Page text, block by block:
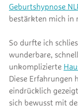
Geburtshypnose
bestärkten mich in
So durfte ich
wunderbare,
unkomplizierte
Diese Erfahrungen
eindrücklich
sich bewusst mit